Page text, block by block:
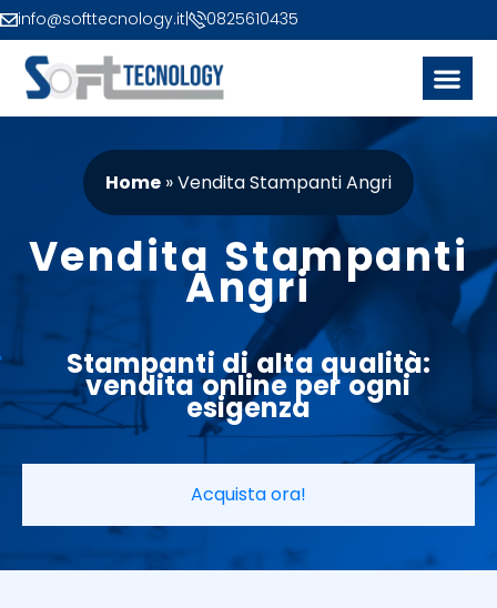
info@softtecnology.it 0825610435
Home »Vendita Stampanti Angri
Vendita Stampanti
Angri
Stampanti di alta qualità:
vendita online per ogni
esigenza
Acquista ora!